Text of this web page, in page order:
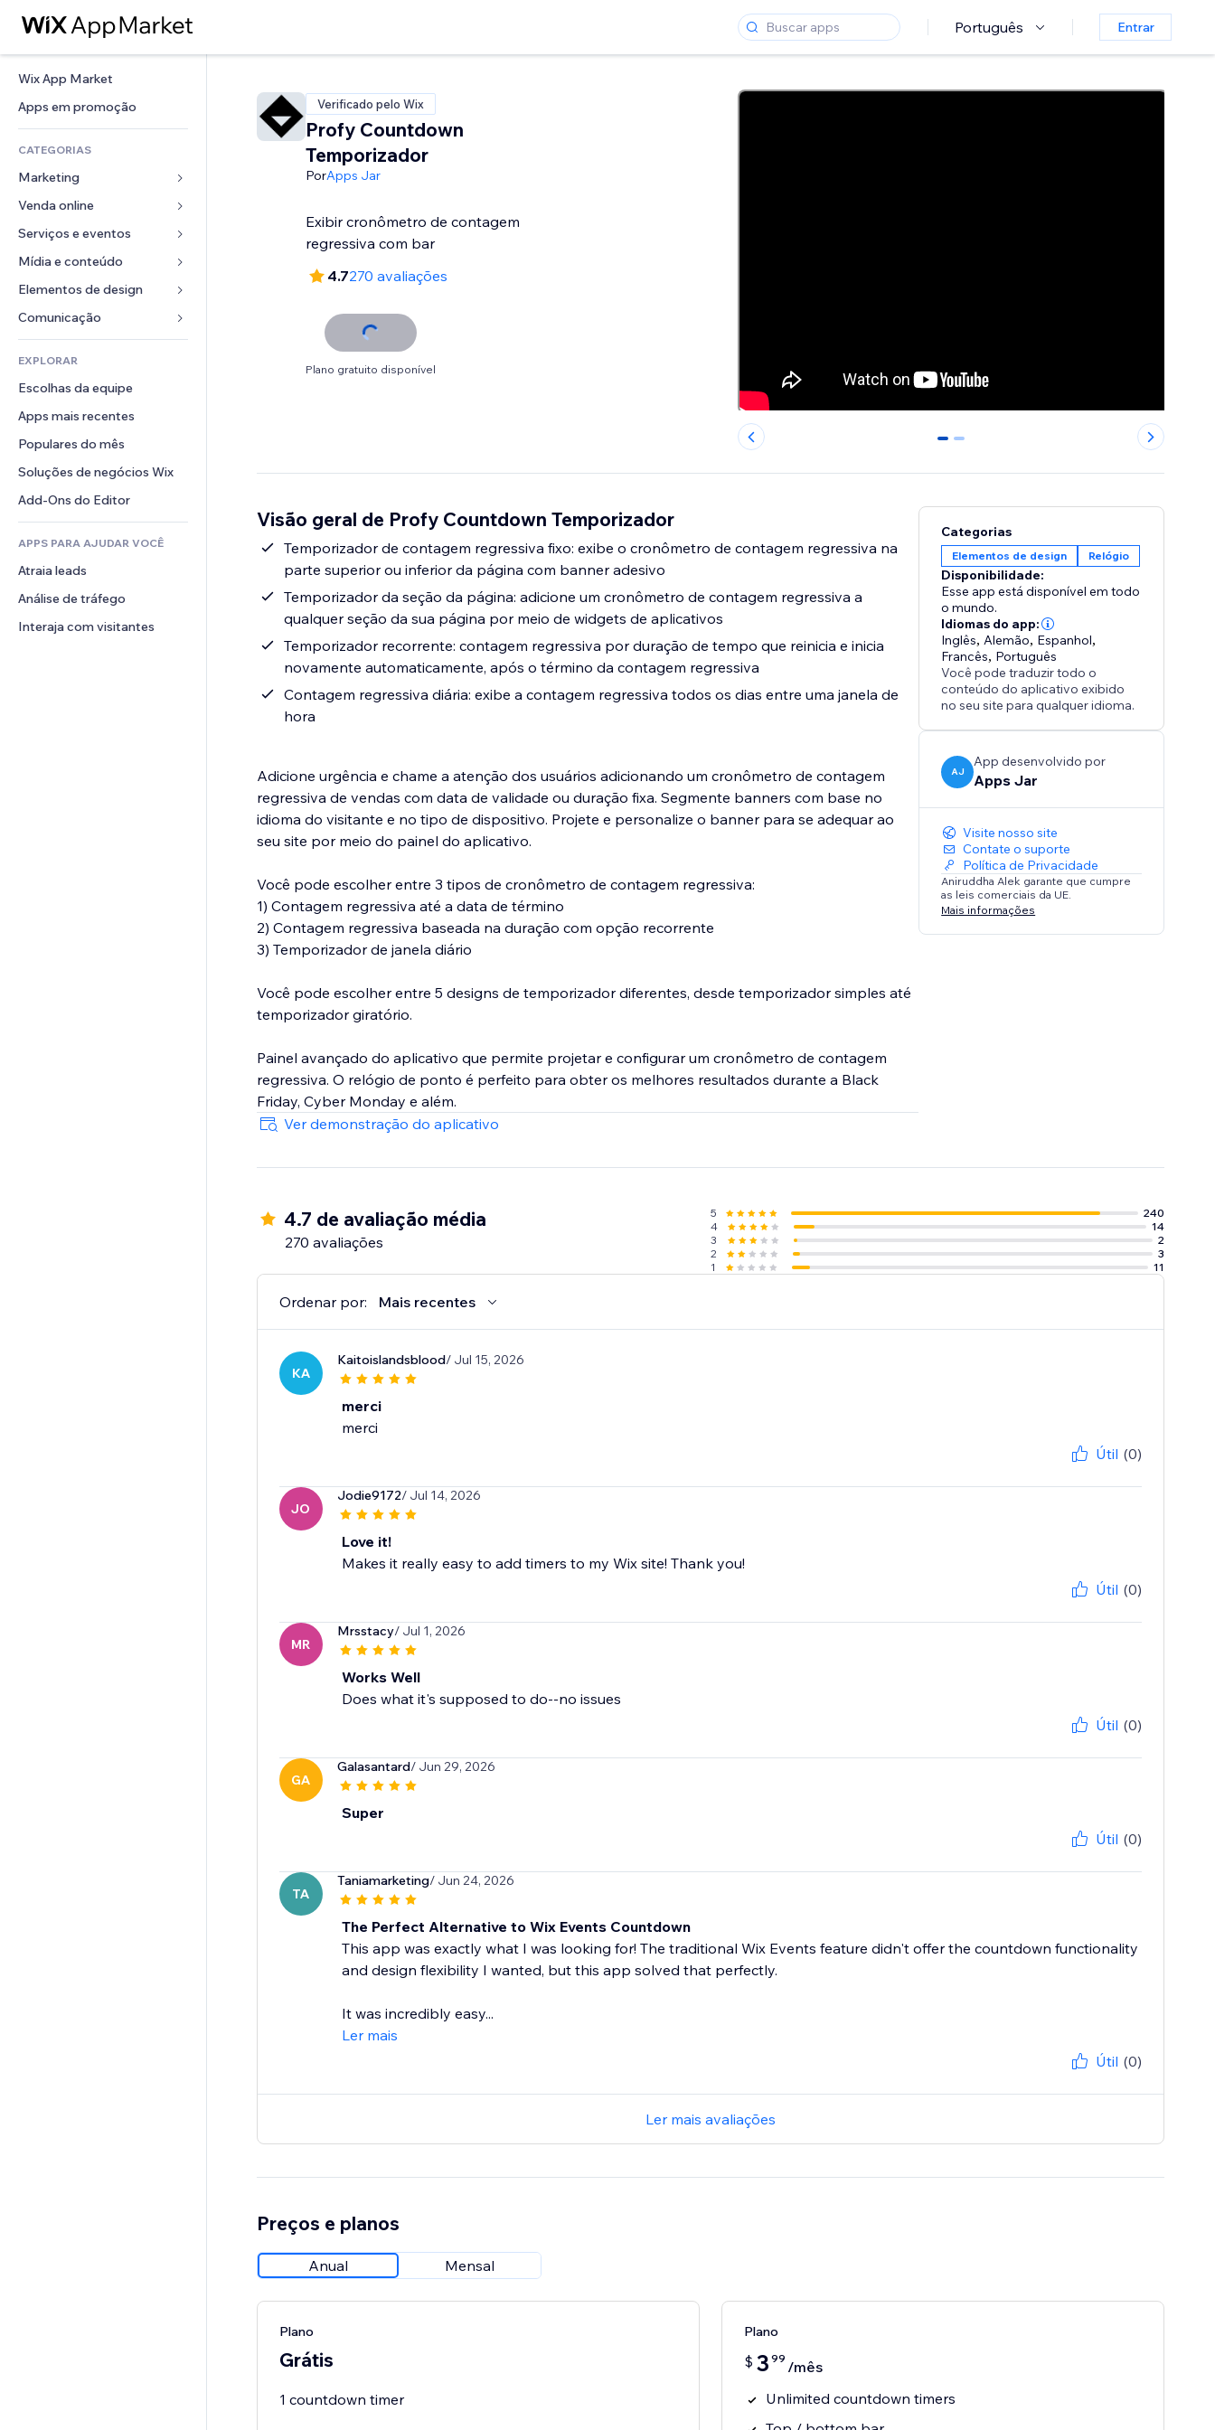
Português Entrar
Wix App Market
Apps em promoção
CATEGORIAS
Marketing
Anúncios
Mobile
Análises
Listas do site
Email
Venda online
Apps para lojas
Frete e entrega
Botões de venda
Contabilidade
Cupons e fidelidade
Soluções de armazenamento
Serviços e eventos
Hotéis
Eventos
Restaurantes
Imobiliária
Meus agendamentos
Mídia e conteúdo
Galeria
Músicas
Podcasts
Fotografia
Vídeo
PDF
Compartilhamento de arquivos
Notícias
Elementos de design
Mapas e navegação
Privacidade e segurança
Relógio
Templates de página
Efeitos de imagem
Botões e menus
Banners e selos
Calculadoras
Busca
Previsão do tempo
Tabelas e gráficos
Formulários
Enquetes
Chat
Comentários
Telefone
Comunidade
Avaliações e depoimentos
CRM
EXPLORAR
Escolhas da equipe
Apps mais recentes
Populares do mês
Soluções de negócios Wix
Add-Ons do Editor
APPS PARA AJUDAR VOCÊ
Atraia leads
Análise de tráfego
Interaja com visitantes
Verificado pelo Wix
Profy Countdown
Temporizador
PorApps Jar
Exibir cronômetro de contagem
regressiva com bar
4.7270 avaliações
Plano gratuito disponível
0 1
Visão geral de Profy Countdown Temporizador
Temporizador de contagem regressiva fixo: exibe o cronômetro de contagem regressiva na
parte superior ou inferior da página com banner adesivo
Temporizador da seção da página: adicione um cronômetro de contagem regressiva a
qualquer seção da sua página por meio de widgets de aplicativos
Temporizador recorrente: contagem regressiva por duração de tempo que reinicia e inicia
novamente automaticamente, após o término da contagem regressiva
Contagem regressiva diária: exibe a contagem regressiva todos os dias entre uma janela de
hora
Adicione urgência e chame a atenção dos usuários adicionando um cronômetro de contagem
regressiva de vendas com data de validade ou duração fixa. Segmente banners com base no
idioma do visitante e no tipo de dispositivo. Projete e personalize o banner para se adequar ao
seu site por meio do painel do aplicativo.
Você pode escolher entre 3 tipos de cronômetro de contagem regressiva:
1) Contagem regressiva até a data de término
2) Contagem regressiva baseada na duração com opção recorrente
3) Temporizador de janela diário
Você pode escolher entre 5 designs de temporizador diferentes, desde temporizador simples até
temporizador giratório.
Painel avançado do aplicativo que permite projetar e configurar um cronômetro de contagem
regressiva. O relógio de ponto é perfeito para obter os melhores resultados durante a Black
Friday, Cyber ​​Monday e além.
Ver demonstração do aplicativo
Categorias
Elementos de design Relógio
Disponibilidade:
Esse app está disponível em todo
o mundo.
Idiomas do app:
Inglês, Alemão, Espanhol,
Francês, Português
Você pode traduzir todo o
conteúdo do aplicativo exibido
no seu site para qualquer idioma.
AJ
App desenvolvido por
Apps Jar
Visite nosso site
Contate o suporte
Política de Privacidade
Aniruddha Alek garante que cumpre
as leis comerciais da UE.
Mais informações
4.7 de avaliação média
270 avaliações
5
240
4
14
3
2
2
3
1
11
Ordenar por: Mais recentes
KA
Kaitoislandsblood/ Jul 15, 2026
merci
merci
Útil (0)
JO
Jodie9172/ Jul 14, 2026
Love it!
Makes it really easy to add timers to my Wix site! Thank you!
Útil (0)
MR
Mrsstacy/ Jul 1, 2026
Works Well
Does what it's supposed to do--no issues
Útil (0)
GA
Galasantard/ Jun 29, 2026
Super
Útil (0)
TA
Taniamarketing/ Jun 24, 2026
The Perfect Alternative to Wix Events Countdown
This app was exactly what I was looking for! The traditional Wix Events feature didn't offer the countdown functionality
and design flexibility I wanted, but this app solved that perfectly.
It was incredibly easy...
Ler mais
Útil (0)
Ler mais avaliações
Preços e planos
Anual Mensal
Plano
Grátis
1 countdown timer
Plano
$ 3 99 /mês
Unlimited countdown timers